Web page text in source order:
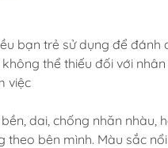
bạn trẻ sử dụng để đánh
thể thiếu đối với nhân
việc
dai, chống nhăn nhàu,
theo bên mình. Màu sắc